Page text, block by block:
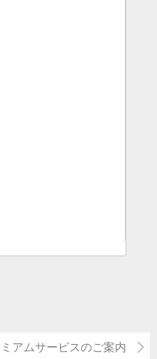
アムサービスのご案内